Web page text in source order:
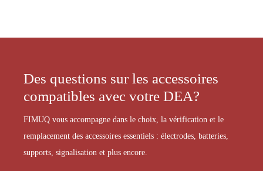
Des questions sur les accessoires
compatibles avec votre DEA?
FIMUQ vous accompagne dans le choix, la vérification et le
remplacement des accessoires essentiels : électrodes, batteries,
supports, signalisation et plus encore.